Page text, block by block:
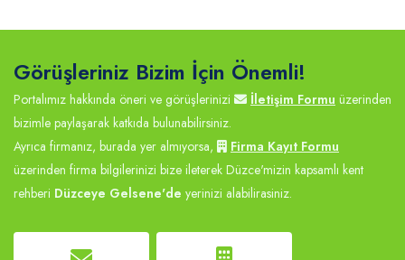
Görüşleriniz Bizim İçin Önemli!
Portalımız hakkında öneri ve görüşlerinizi İletişim Formu üzerinden
bizimle paylaşarak katkıda bulunabilirsiniz.
Ayrıca firmanız, burada yer almıyorsa,
Firma Kayıt Formu
üzerinden firma bilgilerinizi bize ileterek Düzce'mizin kapsamlı kent
rehberi Düzceye Gelsene'de yerinizi alabilirasiniz.